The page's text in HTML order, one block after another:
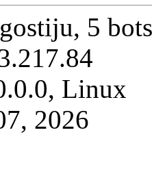
5
Linux
2026